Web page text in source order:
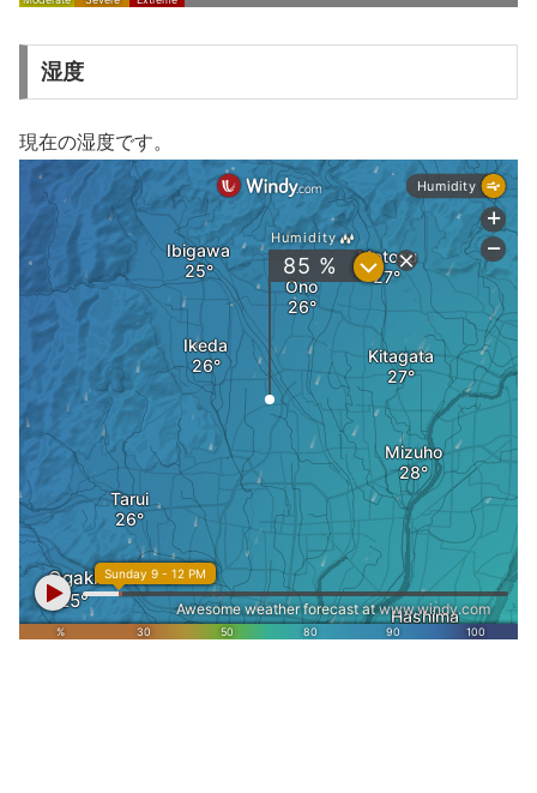
湿度
現在の湿度です。